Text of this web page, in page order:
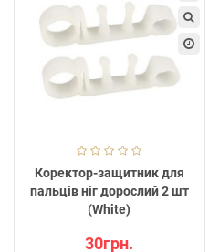
Коректор-защитник для
пальців ніг дорослий 2 шт
(White)
30грн.